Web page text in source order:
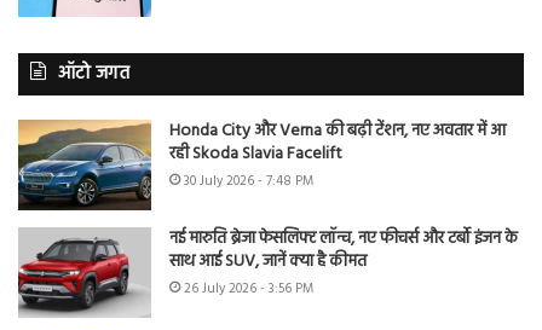
ऑटो जगत
Honda City और Verna की बढ़ी टेंशन, नए अवतार में आ
रही Skoda Slavia Facelift
30 July 2026 - 7:48 PM
नई मारुति ब्रेजा फेसलिफ्ट लॉन्च, नए फीचर्स और टर्बो इंजन के
साथ आई SUV, जानें क्या है कीमत
26 July 2026 - 3:56 PM